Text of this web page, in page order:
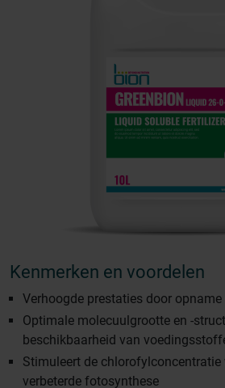
Kenmerken en voordelen
Verhoogde prestaties door
Optimale molecuulgrootte en -
beschikbaarheid van
Stimuleert de
verbeterde fotosynthese